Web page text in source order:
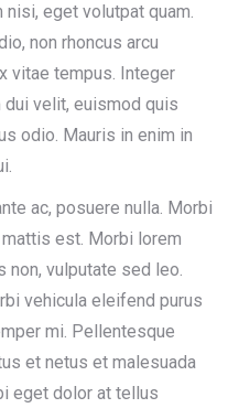
eget volutpat quam.
non rhoncus arcu
vitae tempus. Integer
velit, euismod quis
odio. Mauris in enim in
ac, posuere nulla. Morbi
est. Morbi lorem
non, vulputate sed leo.
vehicula eleifend purus
mi. Pellentesque
et netus et malesuada
eget dolor at tellus